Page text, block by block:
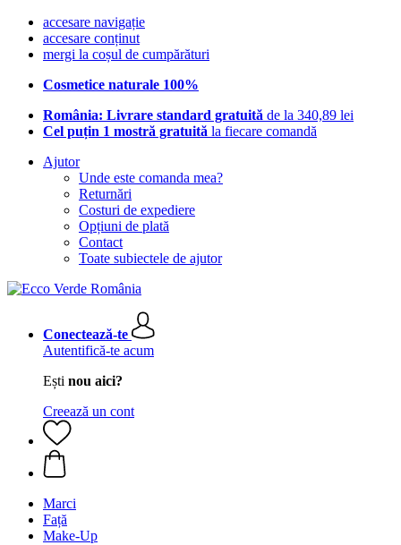
accesare navigație
accesare conținut
mergi la coșul de cumpărături
Cosmetice naturale 100%
România: Livrare standard gratuită de la 340,89 lei
Cel puțin 1 mostră gratuită la fiecare comandă
Ajutor
Unde este comanda mea?
Returnări
Costuri de expediere
Opțiuni de plată
Contact
Toate subiectele de ajutor
Conectează-te
Autentifică-te acum
Ești nou aici?
Creează un cont
Marci
Față
Make-Up